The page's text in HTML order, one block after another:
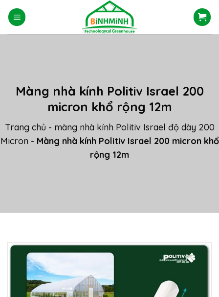
Skip
content
Màng nhà kính Politiv Israel 200
micron khổ rộng 12m
Trang chủ - màng nhà kính Politiv Israel độ dày 200
Micron- Màng nhà kính Politiv Israel 200 micron khổ
rộng 12m